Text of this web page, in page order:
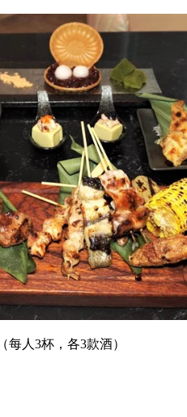
每人3杯，各3款酒）